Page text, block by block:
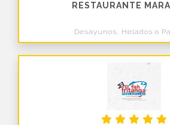
RESTAURANTE
Desayunos, Helados o